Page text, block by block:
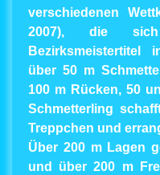
verschiedenen
2007), die
Bezirksmeistertitel
über 50 m
100 m Rücken, 50
Schmetterling
Treppchen und
Über 200 m Lagen
und über 200 m